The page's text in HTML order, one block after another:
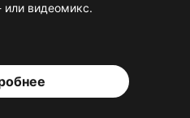
или видеомикс.